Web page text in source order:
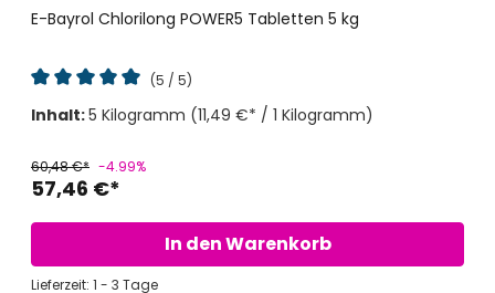
E-Bayrol Chlorilong POWER5 Tabletten 5 kg
Durchschnittliche Bewertung von 5 von 5 Sternen
(5 / 5)
Inhalt:5 Kilogramm (11,49 €* / 1 Kilogramm)
57,46 €*
60,48 €* -4.99%
In den Warenkorb
Lieferzeit: 1 - 3 Tage